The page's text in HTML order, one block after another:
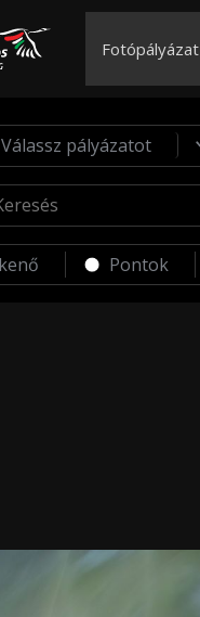
Fotópályázat
Válassz pályázatot
Pontok